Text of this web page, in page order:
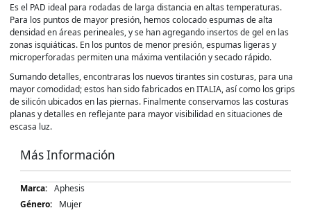
Es el PAD ideal para rodadas de larga distancia en altas temperaturas.
Para los puntos de mayor presión, hemos colocado espumas de alta
densidad en áreas perineales, y se han agregando insertos de gel en las
zonas isquiáticas. En los puntos de menor presión, espumas ligeras y
microperforadas permiten una máxima ventilación y secado rápido.
Sumando detalles, encontraras los nuevos tirantes sin costuras, para una
mayor comodidad; estos han sido fabricados en ITALIA, así como los grips
de silicón ubicados en las piernas. Finalmente conservamos las costuras
planas y detalles en reflejante para mayor visibilidad en situaciones de
escasa luz.
Más Información
Más
Información
Aphesis
Mujer